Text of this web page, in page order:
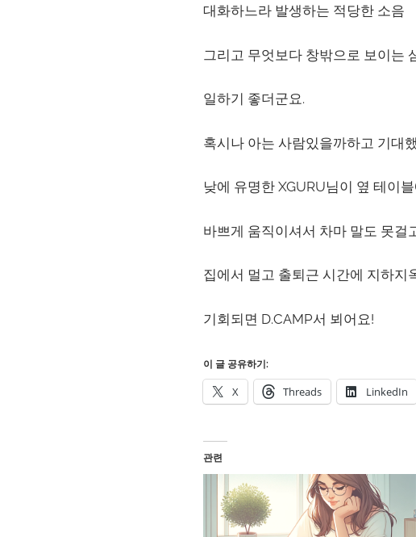
대화하느라 발생하는 적당한 소음
그리고 무엇보다 창밖으로 보이는
일하기 좋더군요.
혹시나 아는 사람있을까하고 기대
낮에 유명한 XGURU님이 옆 테이
바쁘게 움직이셔서 차마 말도 못걸
집에서 멀고 출퇴근 시간에 지하지
기회되면 D.CAMP서 뵈어요!
이 글 공유하기:
X Threads LinkedIn
관련